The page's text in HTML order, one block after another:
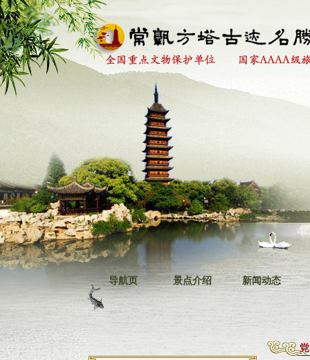
导航页 景点介绍 新闻动态